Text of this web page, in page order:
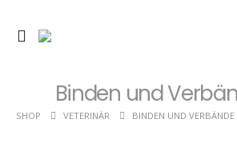
Binden und
SHOP VETERINÄR BINDEN UND VERBÄNDE